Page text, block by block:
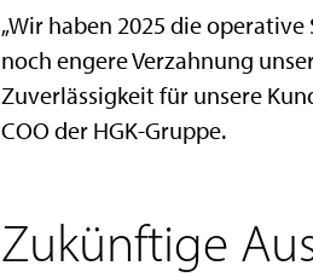
„Wir haben 2025 die
noch engere Verzahnung
Zuverlässigkeit für unsere
COO der HGK-Gruppe.
Zukünftige